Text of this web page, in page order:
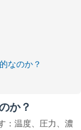
なのか？
か？
：温度、圧力、濃